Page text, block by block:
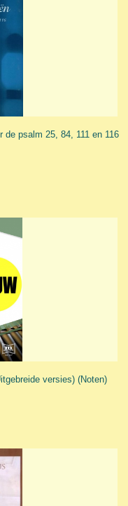
de psalm 25, 84, 111 en 116
versies) (Noten)